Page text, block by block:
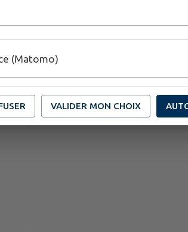
(Matomo)
VALIDER MON CHOIX